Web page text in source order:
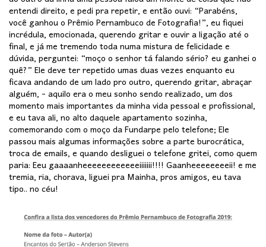
entendi direito, e pedi pra repetir, e então ouvi: “Parabéns,
você ganhou o Prêmio Pernambuco de Fotografia!”, eu fiquei
incrédula, emocionada, querendo gritar e ouvir a ligação até o
final, e já me tremendo toda numa mistura de felicidade e
dúvida, perguntei: “moço o senhor tá falando sério? eu ganhei o
quê?” Ele deve ter repetido umas duas vezes enquanto eu
ficava andando de um lado pro outro, querendo gritar, abraçar
alguém, - aquilo era o meu sonho sendo realizado, um dos
momento mais importantes da minha vida pessoal e profissional,
e eu tava ali, no alto daquele apartamento sozinha,
comemorando com o moço da Fundarpe pelo telefone; Ele
passou mais algumas informações sobre a parte burocrática,
troca de emails, e quando desliguei o telefone gritei, como quem
paria: Eeu gaaaanheeeeeeeeeeeeiiiiiii!!!! Gaanheeeeeeeeii! e me
tremia, ria, chorava, liguei pra Mainha, pros amigos, eu tava
tipo.. no céu!